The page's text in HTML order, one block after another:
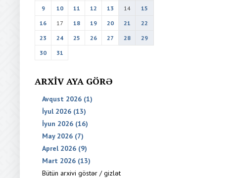
9
10 11 12 13 14
15
16
17 18 19 20 21
22
23
24 25 26 27 28
29
30
31
ARXIV AYA GÖRƏ
Avqust 2026 (1)
İyul 2026 (13)
İyun 2026 (16)
May 2026 (7)
Aprel 2026 (9)
Mart 2026 (13)
Bütün arxivi göstər / gizlət